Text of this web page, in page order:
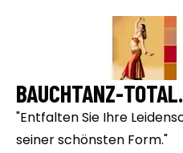
BAUCHTANZ-
"Entfalten Sie Ihre
seiner schönsten Form."